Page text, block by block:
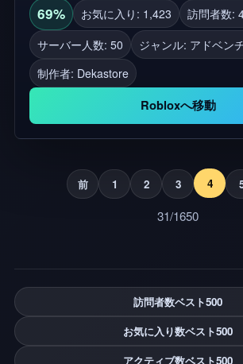
トレイルにも、集中力と忍耐力が試
いっぱい。 🏔️ 壮大なピーク → 旅を制
荘厳なご褒美が。 🕺 エモーション →
り、旅の途中で冗談を言い合ったり。
システム → 友達を頂上まで持ち上げ
奈落の底に落ちたりできる 😈 Trolling
モード) → 他人の道をめちゃくちゃ
山の王者かを示そう ⚠️ 監視されるバグ： プレイヤ
ーが頻繁に何度も死ぬとパフォーマ
🔧 旅はまだ完璧ではないが、細部に
69% お気に入り: 1,423
訪問者数:
サーバー人数: 50
ジャンル: アドベン
制作者: Dekastore
Robloxへ移動
前 1 2 3 4
31/1650
訪問者数ベスト500
お気に入り数ベスト500
アクティブ数ベスト500